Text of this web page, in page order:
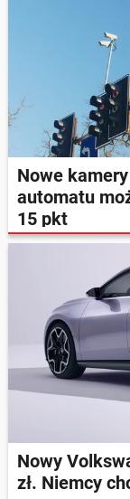
Nowe
automatu
15 pkt
Nowy
zł. Niemcy